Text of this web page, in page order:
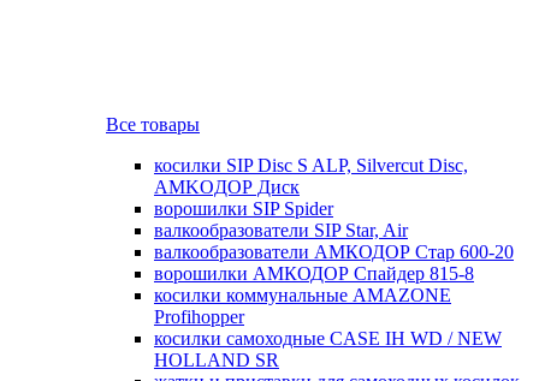
Все товары
косилки SIP Disc S ALP, Silvercut Disc,
AMKOДОР Диск
ворошилки SIP Spider
валкообразователи SIP Star, Air
валкообразователи АМКОДОР Стар 600-20
ворошилки АМКОДОР Спайдер 815-8
косилки коммунальные AMAZONE
Profihopper
косилки самоходные CASE IH WD / NEW
HOLLAND SR